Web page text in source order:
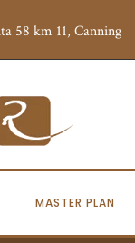
58 km 11, Canning
MASTER PLAN